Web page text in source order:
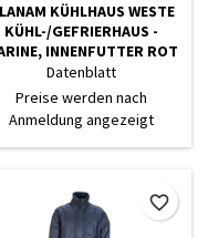
KÜHLHAUS WESTE
KÜHL-/GEFRIERHAUS -
INNENFUTTER ROT
Datenblatt
Preise werden nach
Anmeldung angezeigt
favorite_border